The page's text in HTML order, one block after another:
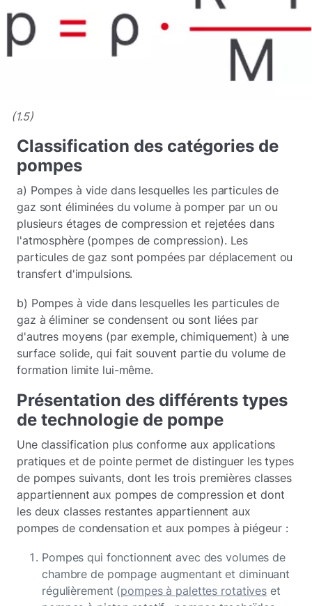
(1.5)
Classification des catégories de
pompes
a) Pompes à vide dans lesquelles les particules de
gaz sont éliminées du volume à pomper par un ou
plusieurs étages de compression et rejetées dans
l'atmosphère (pompes de compression). Les
particules de gaz sont pompées par déplacement ou
transfert d'impulsions.
b) Pompes à vide dans lesquelles les particules de
gaz à éliminer se condensent ou sont liées par
d'autres moyens (par exemple, chimiquement) à une
surface solide, qui fait souvent partie du volume de
formation limite lui-même.
Présentation des différents types
de technologie de pompe
Une classification plus conforme aux applications
pratiques et de pointe permet de distinguer les types
de pompes suivants, dont les trois premières classes
appartiennent aux pompes de compression et dont
les deux classes restantes appartiennent aux
pompes de condensation et aux pompes à piégeur :
Pompes qui fonctionnent avec des volumes de
chambre de pompage augmentant et diminuant
régulièrement (pompes à palettes rotatives et